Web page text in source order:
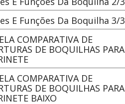
E Funções Da Boquilha 3/3
COMPARATIVA DE
DE BOQUILHAS PARA
COMPARATIVA DE
DE BOQUILHAS PARA
BAIXO